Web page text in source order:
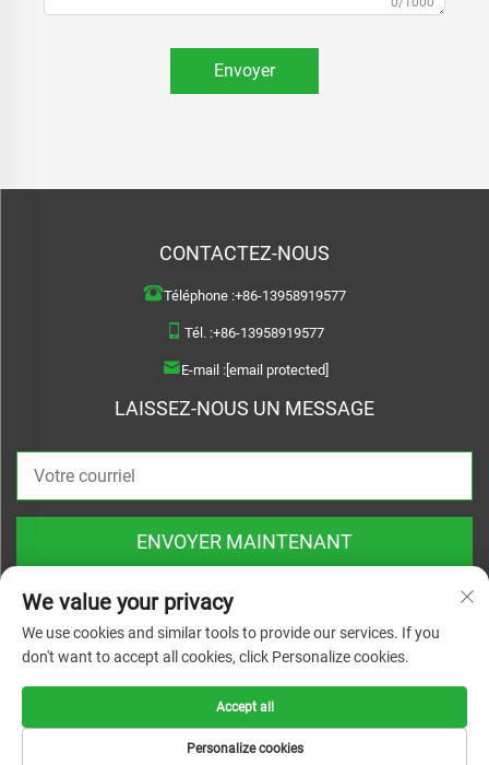
Envoyer
CONTACTEZ-NOUS
Téléphone :+86-13958919577
Tél. :+86-13958919577
E-mail :[email protected]
LAISSEZ-NOUS UN MESSAGE
ENVOYER MAINTENANT
Politique de confidentialité
We value your privacy
We use cookies and similar tools to provide our services. If you
don't want to accept all cookies, click Personalize cookies.
Personalize cookies
Accept all